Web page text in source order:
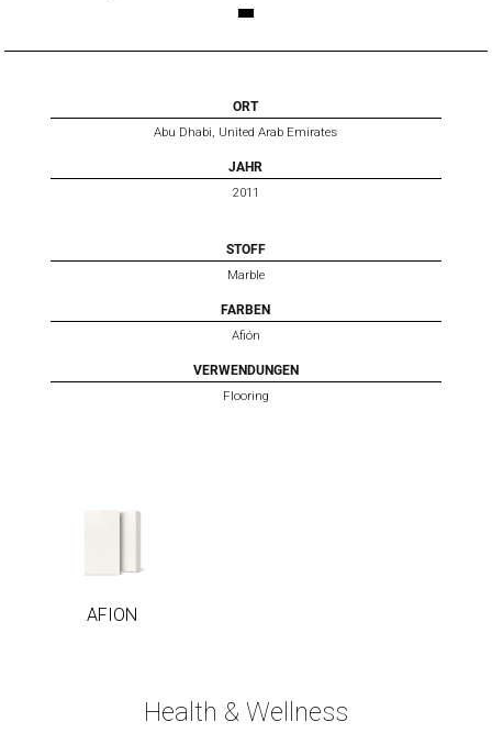
ORT
Abu Dhabi, United Arab Emirates
JAHR
2011
STOFF
Marble
FARBEN
Afión
VERWENDUNGEN
Flooring
AFION
Health & Wellness